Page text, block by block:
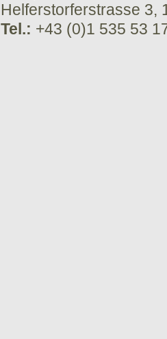
Helferstorferstrasse 3,
Tel.: +43 (0)1 535 53